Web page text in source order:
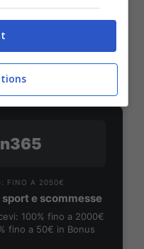
FINO A 2050€
e scommesse
100% fino a 2000€
fino a 50€ in Bonus